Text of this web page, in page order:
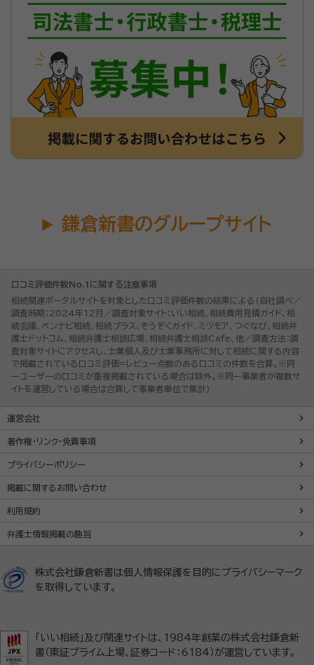
鎌倉新書のグループサイト
口コミ評価件数No.1に関する注意事項
相続関連ポータルサイトを対象とした口コミ評価件数の結果による（自社調べ／
調査時期：2024年12月／調査対象サイト：いい相続、相続費用見積ガイド、相
続会議、ベンナビ相続、相続プラス、そうぞくガイド、ミツモア、つぐなび、相続弁
護士ドットコム、相続弁護士相談広場、相続弁護士相談Cafe、他／調査方法：調
査対象サイトにアクセスし、士業個人及び士業事務所に対して相続に関する内容
で掲載されている口コミ評価=レビュー点数のある口コミの件数を合算。※同
一ユーザーの口コミが重複掲載されている場合は除外。※同一事業者が複数サ
イトを運営している場合は合算して事業者単位で集計）
運営会社
著作権・リンク・免責事項
プライバシーポリシー
掲載に関するお問い合わせ
利用規約
弁護士情報掲載の趣旨
株式会社鎌倉新書は個人情報保護を目的にプライバシーマーク
を取得しています。
「いい相続」及び関連サイトは、1984年創業の株式会社鎌倉新
書（東証プライム上場、証券コード：6184）が運営しています。